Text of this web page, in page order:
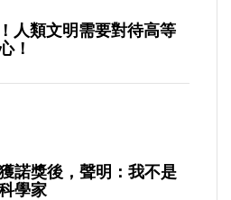
人類文明需要對待高等
！
諾獎後，聲明：我不是
學家